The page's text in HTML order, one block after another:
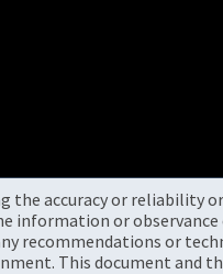
the accuracy or
information or
or
This document and